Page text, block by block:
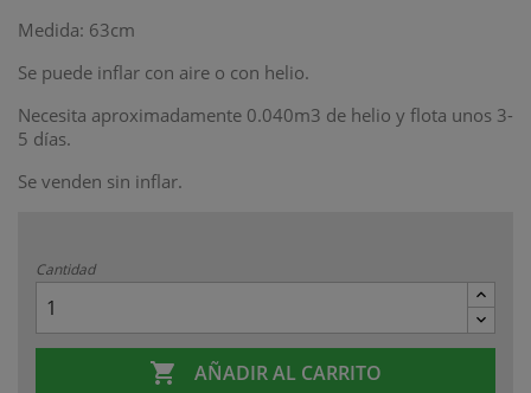
Medida: 63cm
Se puede inflar con aire o con helio.
Necesita aproximadamente 0.040m3 de helio y flota unos 3-
5 días.
Se venden sin inflar.
Cantidad
 AÑADIR AL CARRITO